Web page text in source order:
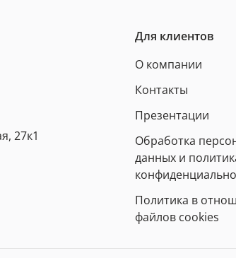
27к1
Для клиентов
О компании
Контакты
Презентации
Обработка
данных и
Политика в
файлов cookies